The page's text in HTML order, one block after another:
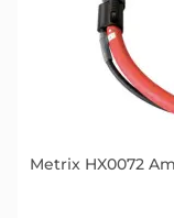
Metrix HX0072